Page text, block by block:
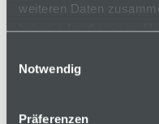
weiteren Daten
haben oder die sie im
Notwendig
Präferenzen